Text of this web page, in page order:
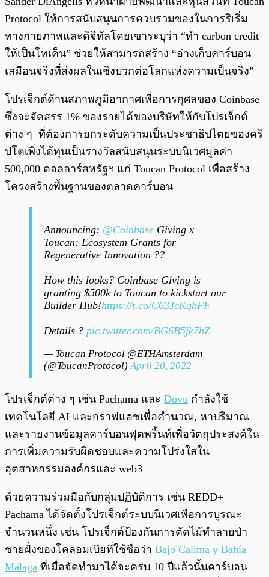
Protocol ให้การสนับสนุนการควบรวมของในการริเริ่ม
ทางกายภาพและดิจิทัลโดยเขาระบุว่า “ทำ carbon credit
ให้เป็นโทเค็น” ช่วยให้สามารถสร้าง “อ่างเก็บคาร์บอน
เสมือนจริงที่ส่งผลในเชิงบวกต่อโลกแห่งความเป็นจริง”
โปรเจ็กต์ด้านสภาพภูมิอากาศเพื่อการกุศลของ Coinbase
ซึ่งจะจัดสรร 1% ของรายได้ของบริษัทให้กับโปรเจ็กต์
ต่าง ๆ ที่ต้องการยกระดับความเป็นประชาธิปไตยของคริ
ปโตเพิ่งได้ทุนเป็นรางวัลสนับสนุนระบบนิเวศมูลค่า
500,000 ดอลลาร์สหรัฐฯ แก่ Toucan Protocol เพื่อสร้าง
โครงสร้างพื้นฐานของตลาดคาร์บอน
Announcing: @Coinbase Giving x
Toucan: Ecosystem Grants for
Regenerative Innovation ??
How this looks? Coinbase Giving is
granting $500k to Toucan to kickstart our
Builder Hub!https://t.co/C63JcKqbFF
Details ? pic.twitter.com/BG6B5jk7bZ
— Toucan Protocol @ETHAmsterdam
(@ToucanProtocol)April 20, 2022
โปรเจ็กต์ต่าง ๆ เช่น Pachama และ Dovu กำลังใช้
เทคโนโลยี AI และกราฟแฮชเพื่อคำนวณ, หาปริมาณ
และรายงานข้อมูลคาร์บอนฟุตพริ้นท์เพื่อวัตถุประสงค์ใน
การเพิ่มความรับผิดชอบและความโปร่งใสใน
อุตสาหกรรมองค์กรและ web3
ด้วยความร่วมมือกับกลุ่มปฏิบัติการ เช่น REDD+
Pachama ได้จัดตั้งโปรเจ็กต์ระบบนิเวศเพื่อการบูรณะ
จำนวนหนึ่ง เช่น โปรเจ็กต์ป้องกันการตัดไม้ทำลายป่า
ชายฝั่งของโคลอมเบียที่ใช้ชื่อว่า Bajo Calima y Bahía
Málaga ที่เมื่อจัดทำมาได้จะครบ 10 ปีแล้วนั้นคาร์บอน